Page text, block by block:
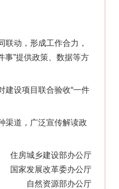
动，形成工作合力，
事”提供政策、数据等方
设项目联合验收“一件
道，广泛宣传解读政
住房城乡建设部办公厅
国家发展改革委办公厅
自然资源部办公厅